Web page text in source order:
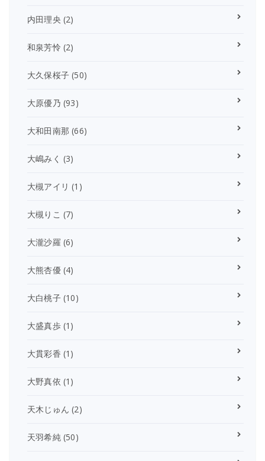
内田理央 (2)
和泉芳怜 (2)
大久保桜子 (50)
大原優乃 (93)
大和田南那 (66)
大嶋みく (3)
大槻アイリ (1)
大槻りこ (7)
大瀧沙羅 (6)
大熊杏優(4)
大白桃子(10)
大盛真歩(1)
大貫彩香 (1)
大野真依 (1)
天木じゅん (2)
天羽希純(50)